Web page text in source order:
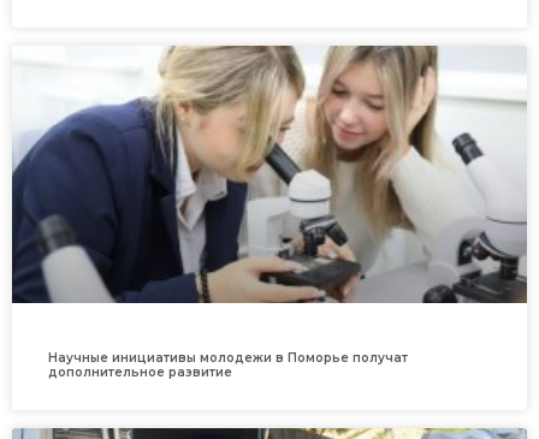
Научные инициативы молодежи в Поморье получат
дополнительное развитие